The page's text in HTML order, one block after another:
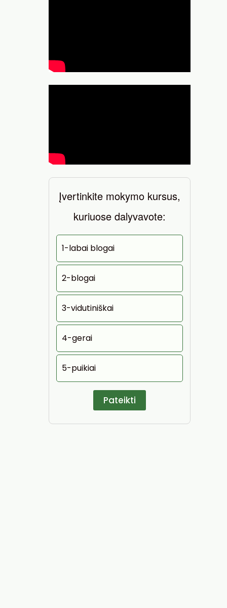
Įvertinkite mokymo kursus,
kuriuose dalyvavote:
1-labai blogai
2-blogai
3-vidutiniškai
4-gerai
5-puikiai